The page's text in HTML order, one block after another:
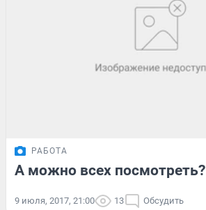
РАБОТА
А можно всех посмотреть?
9 июля, 2017, 21:00 13 Обсудить